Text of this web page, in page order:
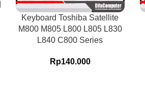
Keyboard Toshiba Satellite
M800 M805 L800 L805 L830
L840 C800 Series
Rp140.000